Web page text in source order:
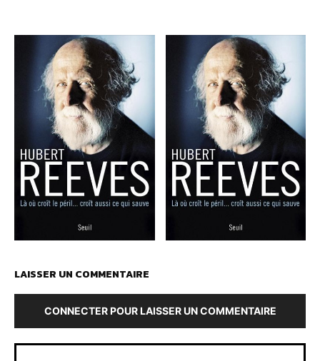
LAISSER UN COMMENTAIRE
CONNECTER POUR LAISSER UN COMMENTAIRE